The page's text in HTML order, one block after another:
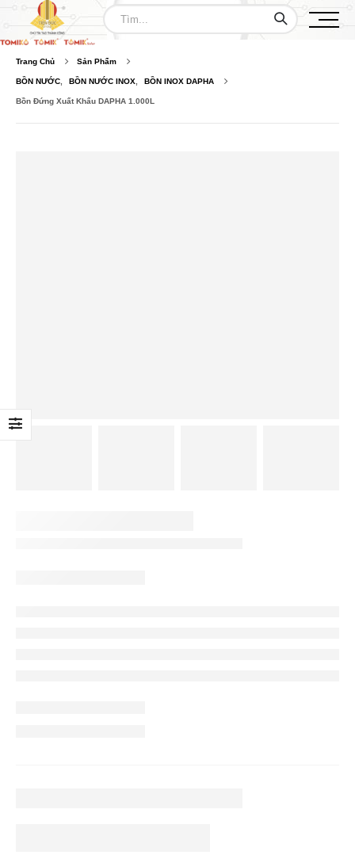
Trang Chủ Sản Phẩm
BỒN NƯỚC BỒN NƯỚC INOX BỒN INOX DAPHA
Bồn Đứng Xuất Khẩu DAPHA 1.000L